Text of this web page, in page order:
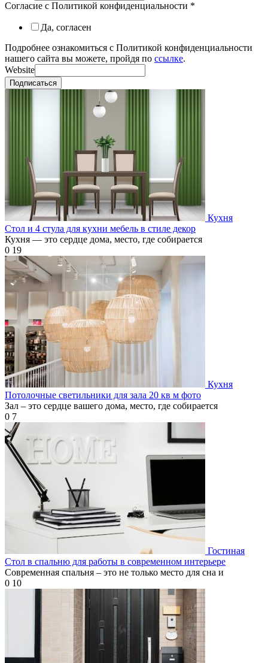
Согласие с Политикой конфиденциальности *
Да, согласен
Подробнее ознакомиться с Политикой конфиденциальности
нашего сайта вы можете, пройдя по ссылке.
Website
Подписаться
Кухня
Стол и 4 стула для кухни мебель в стиле декор
Кухня — это сердце дома, место, где собирается
0 19
Кухня
Потолочные светильники для зала 20 кв м фото
Зал – это сердце вашего дома, место, где собирается
0 7
Гостиная
Стол в спальню для работы в современном интерьере
Современная спальня – это не только место для сна и
0 10